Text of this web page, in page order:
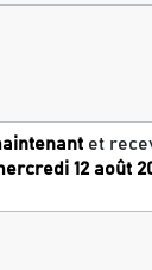
et
12 août